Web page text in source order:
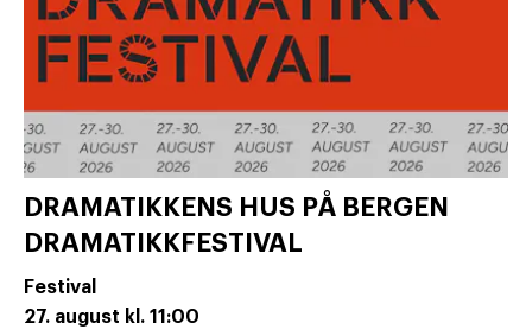
DRAMATIKKENS HUS PÅ BERGEN
DRAMATIKKFESTIVAL
Festival
27. august kl. 11:00